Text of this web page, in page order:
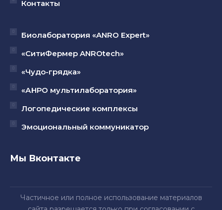
Контакты
Биолаборатория «ANRO Expert»
«СитиФермер ANROtech»
«Чудо-грядка»
«АНРО мультилаборатория»
Логопедические комплексы
Эмоциональный коммуникатор
Мы Вконтакте
Частичное или полное использование материалов